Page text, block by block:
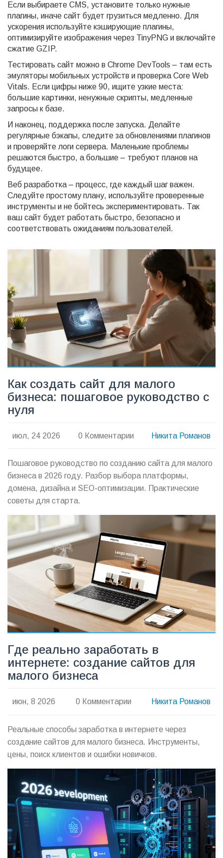
Если выбираете CMS, установите только нужные
плагины, иначе сайт будет грузиться медленно. Для
ускорения используйте кэширующие плагины,
оптимизируйте изображения через TinyPNG и включайте
сжатие GZIP.
Тестировать сайт можно в Chrome DevTools – там есть
эмуляторы мобильных устройств и проверка Core Web
Vitals. Если цифры ниже 90, ищите узкие места:
большие картинки, ненужные скрипты, медленные
запросы к базе.
И наконец, поддержка после запуска. Делайте
регулярные бэкапы, следите за обновлениями плагинов
и проверяйте логи сервера. Маленькие проблемы
решаются быстро, а большие – требуют планов на
будущее.
Веб разработка – процесс, где каждый шаг важен.
Следуйте простому плану, используйте проверенные
инструменты и не бойтесь экспериментировать. Так
ваш сайт будет работать быстро, безопасно и
соответствовать ожиданиям пользователей.
Как создать сайт для малого
бизнеса: пошаговое руководство с
нуля
июл, 24 2026 0 Комментарии Никита Романов
Пошаговое руководство по созданию сайта для малого
бизнеса в 2026 году. Разбор выбора платформы,
домена, дизайна и SEO-оптимизации. Практические
советы для старта.
Где реально заработать в
интернете: создание сайтов для
малого бизнеса
июн, 8 2026 0 Комментарии Никита Романов
Реальные способы заработка в интернете через
создание сайтов для малого бизнеса. Инструменты,
цены, поиск клиентов и ошибки новичков.